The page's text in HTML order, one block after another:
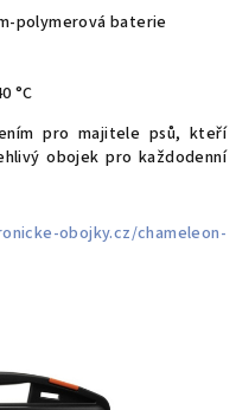
polymerová baterie
°C
pro majitele psů, kteří
obojek pro každodenní
obojky.cz/chameleon-